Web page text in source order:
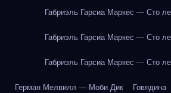
Габриэль Гарсиа Маркес — Сто
Габриэль Гарсиа Маркес — Сто
Габриэль Гарсиа Маркес — Сто
Герман Мелвилл — Моби Дик Говядина